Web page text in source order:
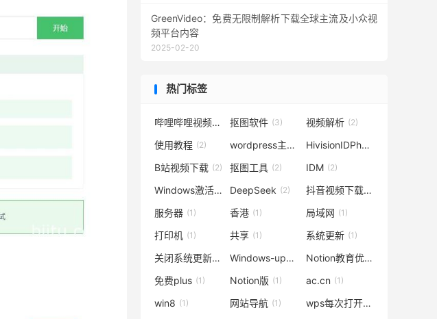
GreenVideo：免费无限制解析下载全球主流及小众视
频平台内容
2025-02-20
热门标签
哔哩哔哩视频下载 (3)
抠图软件 (3) 视频解析 (2)
使用教程 (2) wordpress主题 (2) HivisionIDPhotos
B站视频下载 (2) 抠图工具 (2) IDM (2)
Windows激活
(2) DeepSeek (2) 抖音视频下载
(2)
服务器 (1) 香港 (1) 局域网 (1)
打印机 (1) 共享 (1) 系统更新 (1)
关闭系统更新
(1) Windows-update-disabler (1) Notion教育优惠
免费plus (1) Notion版 (1) ac.cn (1)
win8 (1) 网站导航 (1) wps每次打开都要登录怎么办